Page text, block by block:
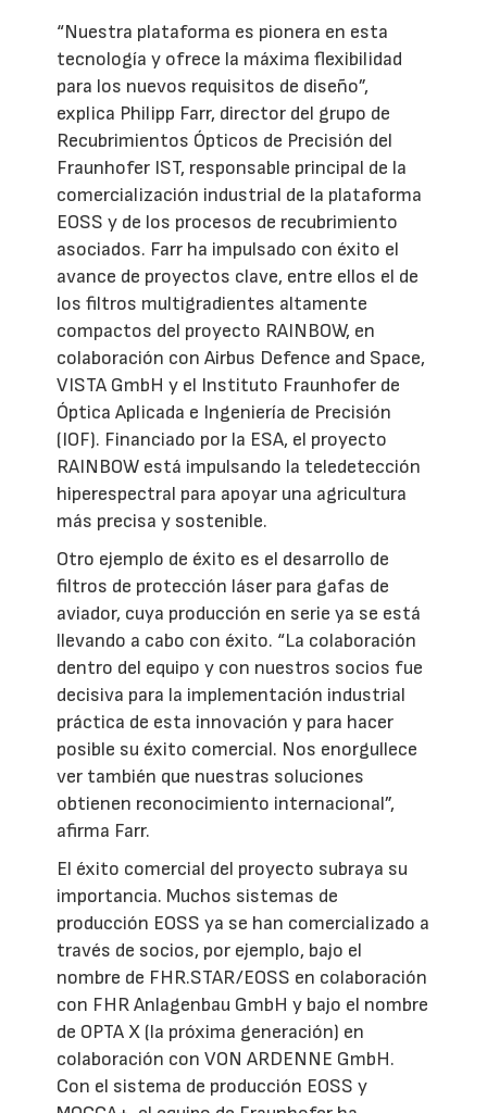
“Nuestra plataforma es pionera en esta
tecnología y ofrece la máxima flexibilidad
para los nuevos requisitos de diseño”,
explica Philipp Farr, director del grupo de
Recubrimientos Ópticos de Precisión del
Fraunhofer IST, responsable principal de la
comercialización industrial de la plataforma
EOSS y de los procesos de recubrimiento
asociados. Farr ha impulsado con éxito el
avance de proyectos clave, entre ellos el de
los filtros multigradientes altamente
compactos del proyecto RAINBOW, en
colaboración con Airbus Defence and Space,
VISTA GmbH y el Instituto Fraunhofer de
Óptica Aplicada e Ingeniería de Precisión
(IOF). Financiado por la ESA, el proyecto
RAINBOW está impulsando la teledetección
hiperespectral para apoyar una agricultura
más precisa y sostenible.
Otro ejemplo de éxito es el desarrollo de
filtros de protección láser para gafas de
aviador, cuya producción en serie ya se está
llevando a cabo con éxito. “La colaboración
dentro del equipo y con nuestros socios fue
decisiva para la implementación industrial
práctica de esta innovación y para hacer
posible su éxito comercial. Nos enorgullece
ver también que nuestras soluciones
obtienen reconocimiento internacional”,
afirma Farr.
El éxito comercial del proyecto subraya su
importancia. Muchos sistemas de
producción EOSS ya se han comercializado a
través de socios, por ejemplo, bajo el
nombre de FHR.STAR/EOSS en colaboración
con FHR Anlagenbau GmbH y bajo el nombre
de OPTA X (la próxima generación) en
colaboración con VON ARDENNE GmbH.
Con el sistema de producción EOSS y